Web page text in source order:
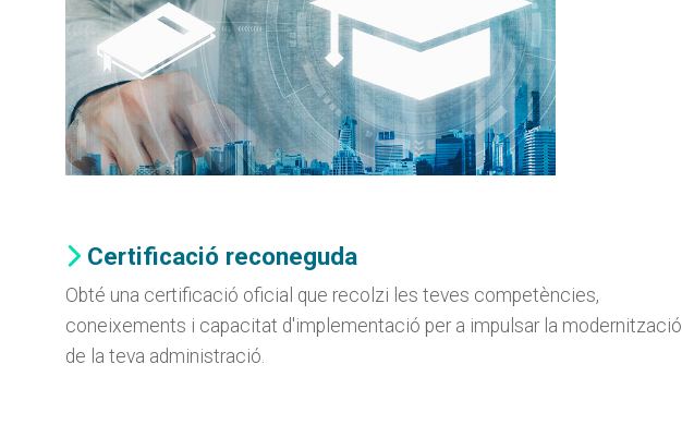
Certificació reconeguda
Obté una certificació oficial que recolzi les teves competències,
coneixements i capacitat d'implementació per a impulsar la modernització
de la teva administració.